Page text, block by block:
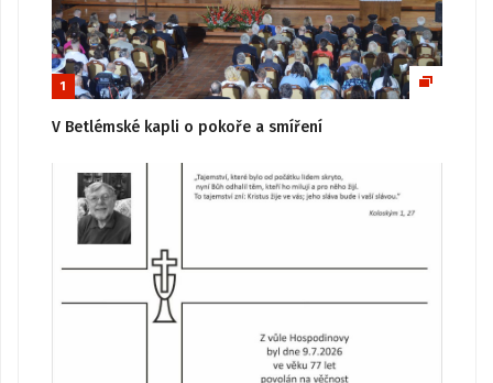
1
V Betlémské kapli o pokoře a smíření